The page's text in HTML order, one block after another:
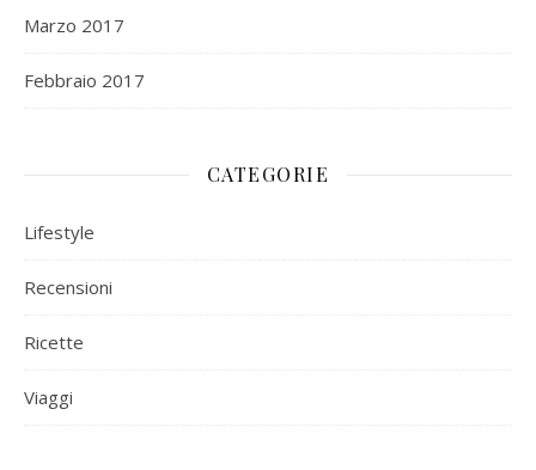
Marzo 2017
Febbraio 2017
CATEGORIE
Lifestyle
Recensioni
Ricette
Viaggi